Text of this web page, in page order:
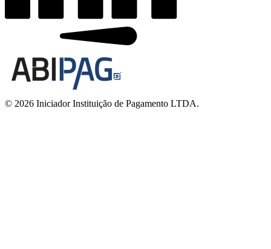
© 2026 Iniciador Instituição de Pagamento LTDA.